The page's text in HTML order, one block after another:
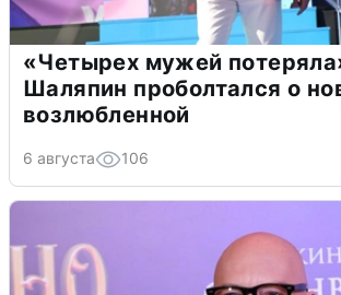
«Четырех мужей
Шаляпин проболтался о
возлюбленной
6 августа 106